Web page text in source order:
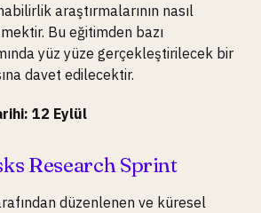
araştırmalarının nasıl
Bu eğitimden bazı
yüz yüze gerçekleştirilecek bir
davet edilecektir.
12 Eylül
Research Sprint
düzenlenen ve küresel